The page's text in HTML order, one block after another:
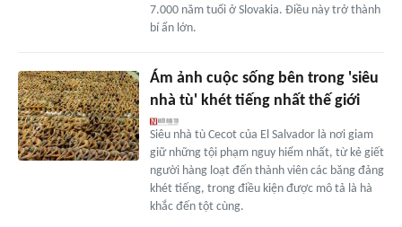
7.000 năm tuổi ở Slovakia. Điều này trở thành
bí ẩn lớn.
Ám ảnh cuộc sống bên trong 'siêu
nhà tù' khét tiếng nhất thế giới
Siêu nhà tù Cecot của El Salvador là nơi giam
giữ những tội phạm nguy hiểm nhất, từ kẻ giết
người hàng loạt đến thành viên các băng đảng
khét tiếng, trong điều kiện được mô tả là hà
khắc đến tột cùng.